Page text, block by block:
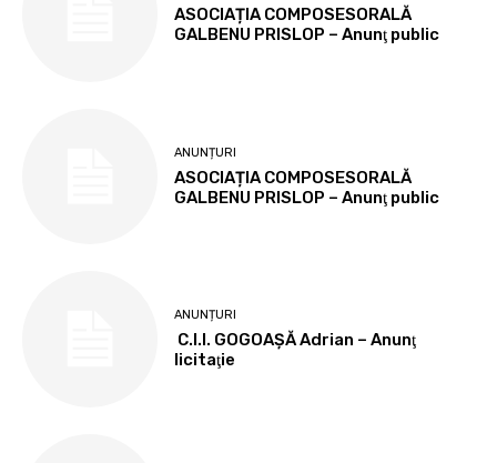
ASOCIAȚIA COMPOSESORALĂ
GALBENU PRISLOP – Anunţ public
ANUNȚURI
ASOCIAȚIA COMPOSESORALĂ
GALBENU PRISLOP – Anunţ public
ANUNȚURI
C.I.I. GOGOAŞĂ Adrian – Anunţ
licitaţie